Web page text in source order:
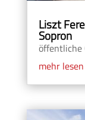
Liszt
Sopron
öffentliche
mehr lesen